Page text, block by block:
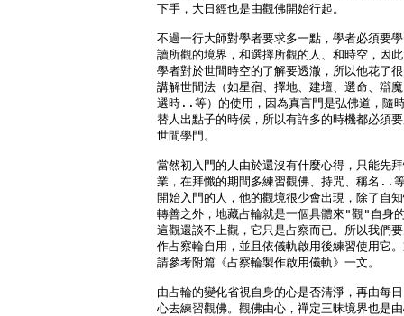
下手，大日經也是由觀佛開始行起。
不過一行大師對學者要求多一點，學者必須要
讀所觀的境界，和選擇所觀的人、和時空，因
學者對於世間時空的了解要透澈，所以他花了
講解世間法（如星宿、擇地、建壇、選命、辯
選時..等）的使用，因為真言門是弘佛道，隨
替人出點子的時候，所以有許多的時機都必須
世間學門。
當然初入門的人由於還沒有什麼心得，只能先
業，在拜懺的期間多練習觀佛、持咒、稱名..
開始入門的人，他的觀境很少會出現，除了自
轉善之外，地藏占輪就是一個具體來"觀"自身
這觀還談不上觀，它只是占察而已。所以我們
作占察輪自用，並且依儀軌啟用後練習使用它
請參考附篇《占察輪製作啟用儀軌》一文。
由占輪的變化省視自身的心是否清淨，再由每
心去練習觀佛。觀佛由心，禪定三昧境界也是